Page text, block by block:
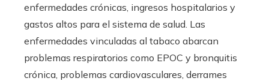
enfermedades crónicas, ingresos hospitalarios y
gastos altos para el sistema de salud. Las
enfermedades vinculadas al tabaco abarcan
problemas respiratorios como EPOC y bronquitis
crónica, problemas cardiovasculares, derrames